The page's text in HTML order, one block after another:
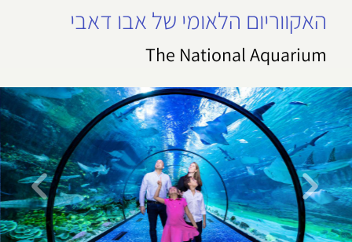
האקווריום הלאומי של אבו דאבי
The National Aquarium